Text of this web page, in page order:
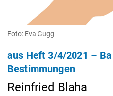
Foto: Eva Gugg
aus Heft 3/4/2021 –
Bestimmungen
Reinfried Blaha